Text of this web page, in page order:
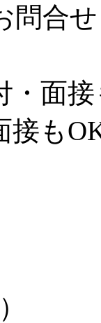
合
面接
接も